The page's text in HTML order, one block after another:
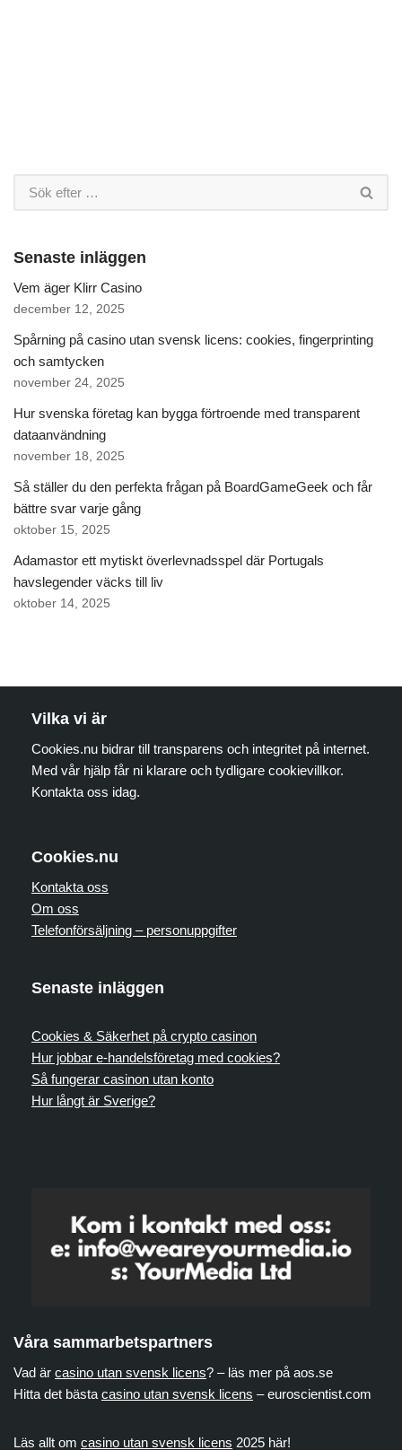
Senaste inläggen
Vem äger Klirr Casino
december 12, 2025
Spårning på casino utan svensk licens: cookies, fingerprinting
och samtycken
november 24, 2025
Hur svenska företag kan bygga förtroende med transparent
dataanvändning
november 18, 2025
Så ställer du den perfekta frågan på BoardGameGeek och får
bättre svar varje gång
oktober 15, 2025
Adamastor ett mytiskt överlevnadsspel där Portugals
havslegender väcks till liv
oktober 14, 2025
Vilka vi är
Cookies.nu bidrar till transparens och integritet på internet.
Med vår hjälp får ni klarare och tydligare cookievillkor.
Kontakta oss idag.
Cookies.nu
Kontakta oss
Om oss
Telefonförsäljning – personuppgifter
Senaste inläggen
Cookies & Säkerhet på crypto casinon
Hur jobbar e-handelsföretag med cookies?
Så fungerar casinon utan konto
Hur långt är Sverige?
Våra sammarbetspartners
Vad är casino utan svensk licens? – läs mer på aos.se
Hitta det bästa casino utan svensk licens – euroscientist.com
Läs allt om casino utan svensk licens 2025 här!